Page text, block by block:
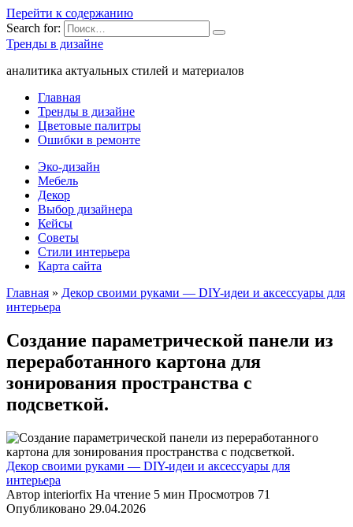
Перейти к содержанию
Search for:
Тренды в дизайне
аналитика актуальных стилей и материалов
Главная
Тренды в дизайне
Цветовые палитры
Ошибки в ремонте
Эко-дизайн
Мебель
Декор
Выбор дизайнера
Кейсы
Советы
Стили интерьера
Карта сайта
Главная » Декор своими руками — DIY-идеи и аксессуары для
интерьера
Создание параметрической панели из
переработанного картона для
зонирования пространства с
подсветкой.
Декор своими руками — DIY-идеи и аксессуары для
интерьера
Автор interiorfix На чтение 5 мин Просмотров 71
Опубликовано 29.04.2026